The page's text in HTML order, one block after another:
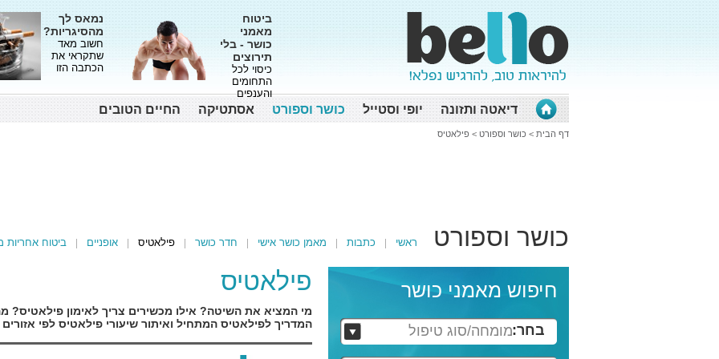
ביטוח
מאמני
כושר - בלי
תירוצים
כיסוי לכל
התחומים
והענפים
נמאס לך
מהסיגריות?
חשוב מאד
שתקראי את
הכתבה הזו
דיאטה ותזונה יופי וסטייל כושר וספורט אסתטיקה החיים הטובים
דף הבית > כושר וספורט > פילאטיס
כושר וספורט ראשי כתבות מאמן כושר אישי חדר כושר פילאטיס אופניים ביטוח אחריות
חיפוש מאמני כושר
בחר:מומחה/סוג טיפול
פילאטיס
מי המציא את השיטה? אילו מכשירים צריך לאימון פילאטיס?
המדריך לפילאטיס המתחיל ואיתור שיעורי פילאטיס לפי אזורים